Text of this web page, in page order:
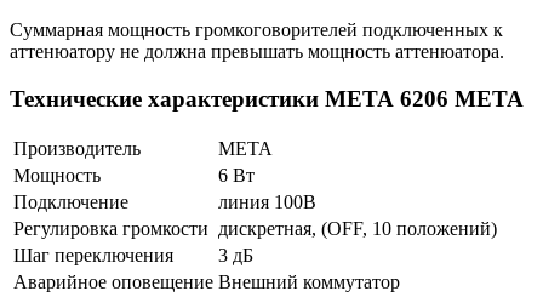
Суммарная мощность громкоговорителей подключенных к
аттенюатору не должна превышать мощность аттенюатора.
Технические характеристики МЕТА 6206 МЕТА
Производитель
МЕТА
Мощность
6 Вт
Подключение
линия 100В
Регулировка громкости дискретная, (OFF, 10 положений)
Шаг переключения
3 дБ
Аварийное оповещение Внешний коммутатор